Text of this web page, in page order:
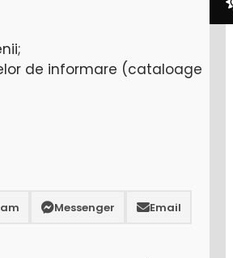
de informare (cataloage
Messenger Email